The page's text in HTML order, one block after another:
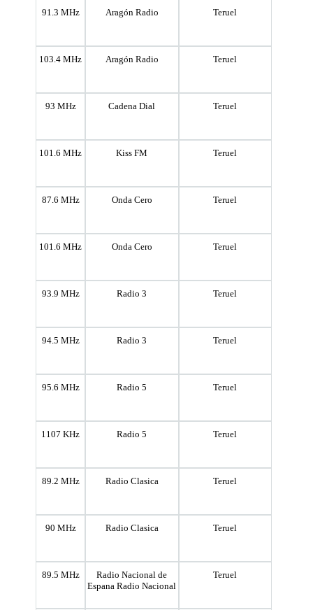
91.3 MHz Aragón Radio Teruel
103.4 MHz Aragón Radio Teruel
93 MHz Cadena Dial Teruel
101.6 MHz Kiss FM Teruel
87.6 MHz Onda Cero Teruel
101.6 MHz Onda Cero Teruel
93.9 MHz Radio 3 Teruel
94.5 MHz Radio 3 Teruel
95.6 MHz Radio 5 Teruel
1107 KHz Radio 5 Teruel
89.2 MHz Radio Clasica Teruel
90 MHz Radio Clasica Teruel
89.5 MHz
Radio Nacional de
Espana Radio Nacional
Teruel